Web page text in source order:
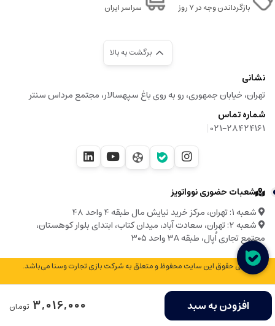
افزودن به سبد 3,016,000 تومان
بازگرداندن وجه در ۷ روز
سراسر ایران
برگشت به بالا
نشانی
تهران، خیابان جمهوری، رو به روی باغ سپهسالار، مجتمع مرداس سنتر
شماره تماس
021-28424161
|
شعبات حضوری نوواتویز
شعبه ۱: تهران، مرکز خرید نیایش مال طبقه 4 واحد 48
شعبه 2: تهران، سعادت آباد، میدان کتاب، ابتدای بلوار کوهستان،
مجتمع تجاری اُپال، طبقه ۳A واحد ۳۰۵
© تمامی حقوق این سایت محفوظ و متعلق به شرکت بازی تجارت وسنا می‌باشد.